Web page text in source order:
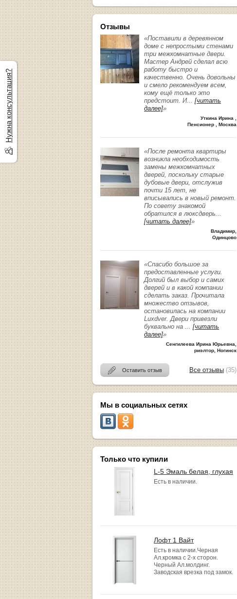
Отзывы
«Поставили в деревянном
доме с непростыми стенами
три межкомнатные двери.
Мастер Андрей сделал всю
работу быстро и
качественно. Очень довольны
и смело рекомендуем всем,
кому ещё только это
предстоит. И... [читать
далее]»
Уткина Ирина ,
Пенсионер , Москва
«После ремонта квартиры
возникла необходимость
замены межкомнатных
дверей, поскольку старые
дубовые двери, отслужив
почти 15 лет, не
вписывались в новый ремонт.
По совету знакомой
обратился в люксдверь...
[читать далее]»
Владимир,
Одинцово
«Спасибо большое за
предоставленные услуги.
Долгий был выбор и самих
дверей и в какой компании
сделать заказ. Прочитала
множество отзывов,
остановилась на компании
Luxdver. Двери привезли
буквально на ... [читать
далее]»
Сенгилеева Ирина Юрьевна,
риэлтор, Ногинск
Оставить отзыв Все отзывы (35)
Мы в социальных сетях
Только что купили
L-5 Эмаль белая, глухая
Есть в наличии.
Лофт 1 Вайт
Есть в наличии.Черная
Ал.кромка с 2-х сторон.
Черный Ал.молдинг.
Заводская врезка под замок.
Нужна консультация?